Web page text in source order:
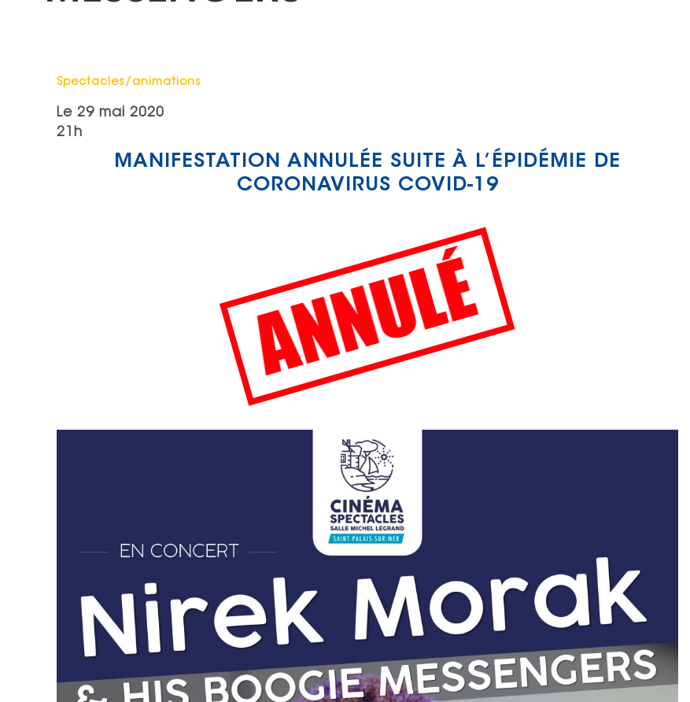
Catégorie : "
Spectacles/animations
Le 29 mai 2020
21h
MANIFESTATION ANNULÉE SUITE À L’ÉPIDÉMIE DE
CORONAVIRUS COVID-19